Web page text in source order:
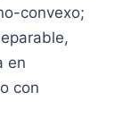
convexo;
en
con